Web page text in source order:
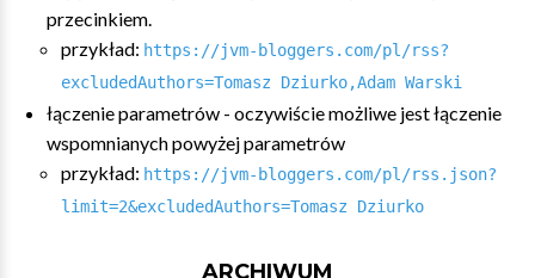
przecinkiem.
przykład: https://jvm-bloggers.com/pl/rss?
excludedAuthors=Tomasz Dziurko,Adam Warski
łączenie parametrów - oczywiście możliwe jest łączenie
wspomnianych powyżej parametrów
przykład: https://jvm-bloggers.com/pl/rss.json?
limit=2&excludedAuthors=Tomasz Dziurko
ARCHIWUM